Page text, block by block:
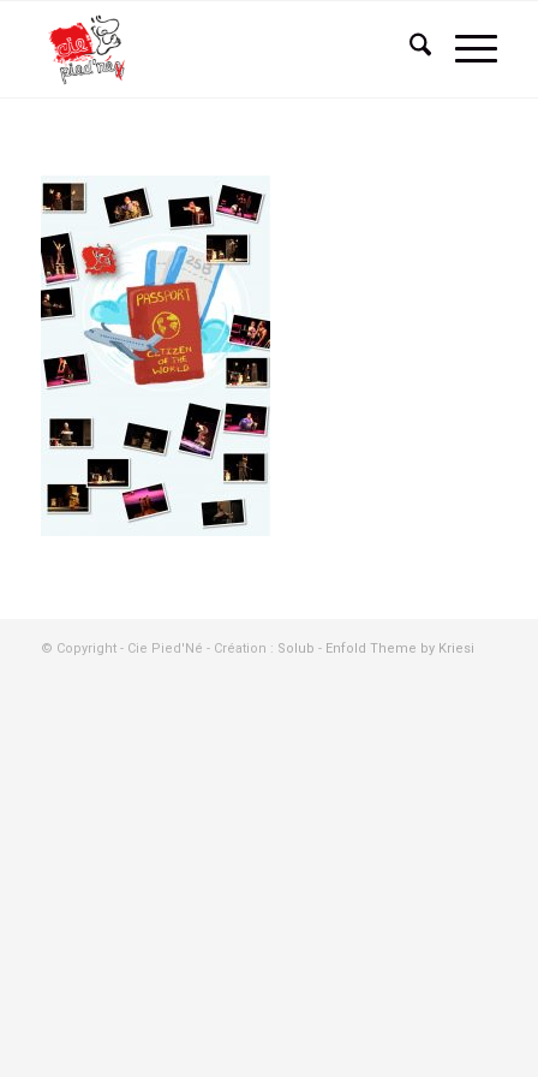
© Copyright - Cie Pied'Né - Création : Solub - Enfold Theme by Kriesi